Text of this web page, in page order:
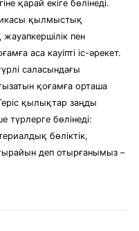
қарай екіге бөлінеді.
қылмыстық
пен
аса кауіпті іс-әрекет.
саласындағы
қоғамға орташа
Теріс қылықтар заңды
түрлерге бөлінеді:
бөліктік,
деп отырғанымыз –